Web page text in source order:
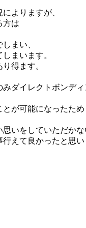
よりますが、
方は
まい、
まいます。
得ます。
ダイレクトボンディ
が可能になったため
いをしていただかな
えて良かったと思い